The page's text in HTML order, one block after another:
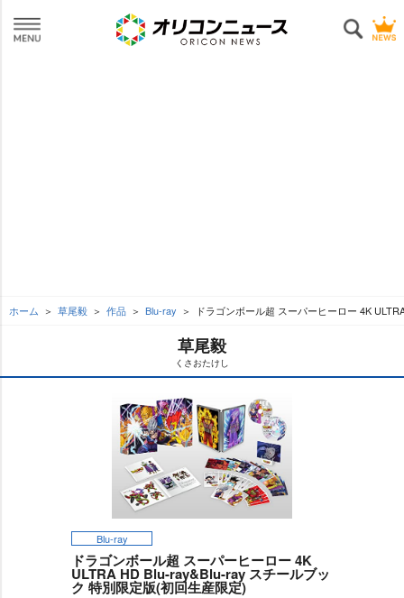
ホーム 草尾毅 作品 Blu-ray ドラゴンボール超 スーパーヒーロー 4K
草尾毅
くさおたけし
Blu-ray
ドラゴンボール超 スーパーヒーロー 4K
ULTRA HD Blu-ray&Blu-ray スチールブッ
ク 特別限定版(初回生産限定)